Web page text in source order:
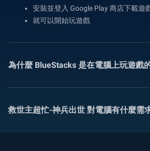
安裝並登入 Google Play 商店下載遊
就可以開始玩遊戲
為什麼 BlueStacks 是在電腦上玩遊戲
救世主超忙-神兵出世 對電腦有什麼需